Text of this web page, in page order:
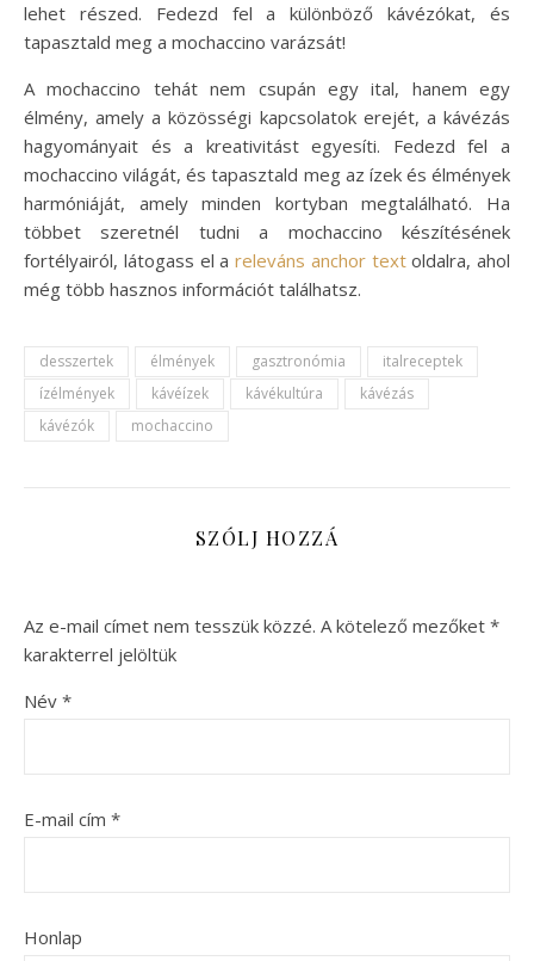
lehet részed. Fedezd fel a különböző kávézókat, és
tapasztald meg a mochaccino varázsát!
A mochaccino tehát nem csupán egy ital, hanem egy
élmény, amely a közösségi kapcsolatok erejét, a kávézás
hagyományait és a kreativitást egyesíti. Fedezd fel a
mochaccino világát, és tapasztald meg az ízek és élmények
harmóniáját, amely minden kortyban megtalálható. Ha
többet szeretnél tudni a mochaccino készítésének
fortélyairól, látogass el a releváns anchor textoldalra, ahol
még több hasznos információt találhatsz.
desszertek élmények gasztronómia
italreceptek
ízélmények
kávéízek kávékultúra
kávézás
kávézók
mochaccino
SZÓLJ HOZZÁ
Az e-mail címet nem tesszük közzé. A kötelező mezőket *
karakterrel jelöltük
Név *
E-mail cím *
Honlap